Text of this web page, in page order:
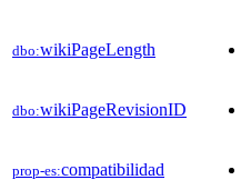
dbo:wikiPageLength
dbo:wikiPageRevisionID
prop-es:compatibilidad